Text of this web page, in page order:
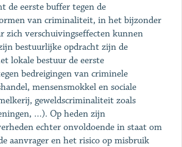
de eerste buffer tegen de
van criminaliteit, in het bijzonder
zich verschuivingseffecten kunnen
bestuurlijke opdracht zijn de
lokale bestuur de eerste
bedreigingen van criminele
mensensmokkel en sociale
geweldscriminaliteit zoals
…). Op heden zijn
echter onvoldoende in staat om
aanvrager en het risico op misbruik